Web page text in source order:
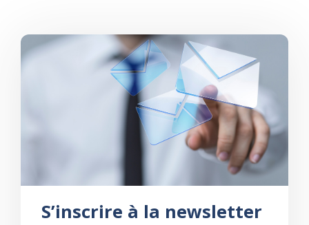
S’inscrire à la newsletter